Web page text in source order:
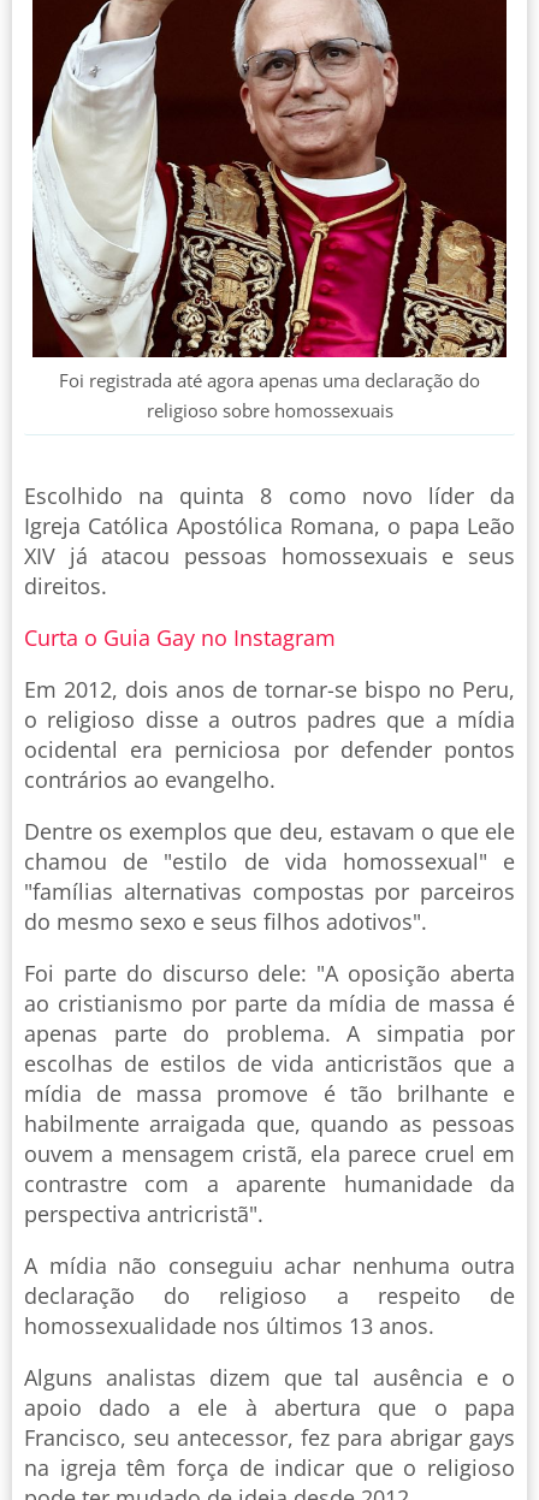
Foi registrada até agora apenas uma declaração do
religioso sobre homossexuais
Escolhido na quinta 8 como novo líder da
Igreja Católica Apostólica Romana, o papa Leão
XIV já atacou pessoas homossexuais e seus
direitos.
Curta o Guia Gay no Instagram
Em 2012, dois anos de tornar-se bispo no Peru,
o religioso disse a outros padres que a mídia
ocidental era perniciosa por defender pontos
contrários ao evangelho.
Dentre os exemplos que deu, estavam o que ele
chamou de "estilo de vida homossexual" e
"famílias alternativas compostas por parceiros
do mesmo sexo e seus filhos adotivos".
Foi parte do discurso dele: "A oposição aberta
ao cristianismo por parte da mídia de massa é
apenas parte do problema. A simpatia por
escolhas de estilos de vida anticristãos que a
mídia de massa promove é tão brilhante e
habilmente arraigada que, quando as pessoas
ouvem a mensagem cristã, ela parece cruel em
contrastre com a aparente humanidade da
perspectiva antricristã".
A mídia não conseguiu achar nenhuma outra
declaração do religioso a respeito de
homossexualidade nos últimos 13 anos.
Alguns analistas dizem que tal ausência e o
apoio dado a ele à abertura que o papa
Francisco, seu antecessor, fez para abrigar gays
na igreja têm força de indicar que o religioso